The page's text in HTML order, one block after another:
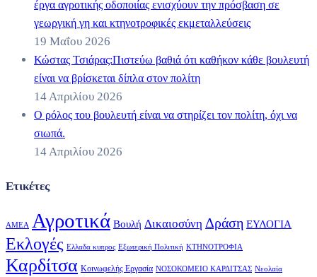
έργα αγροτικής οδοποιίας ενισχύουν την πρόσβαση σε
γεωργική γη και κτηνοτροφικές εκμεταλλεύσεις
19 Μαΐου 2026
Κώστας Τσιάρας:Πιστεύω βαθιά ότι καθήκον κάθε βουλευτή
είναι να βρίσκεται δίπλα στον πολίτη
14 Απριλίου 2026
Ο ρόλος του βουλευτή είναι να στηρίζει τον πολίτη, όχι να
σιωπά.
14 Απριλίου 2026
Ετικέτες
ΑΜΕΑ Αγροτικά Βουλή Δικαιοσύνη Δράση ΕΥΛΟΓΙΑ
Εκλογές Ελλαδα κυπρος Εξωτερική Πολιτική ΚΤΗΝΟΤΡΟΦΙΑ
Καρδίτσα Κοινωφελής Εργασία ΝΟΣΟΚΟΜΕΙΟ ΚΑΡΔΙΤΣΑΣ Νεολαία